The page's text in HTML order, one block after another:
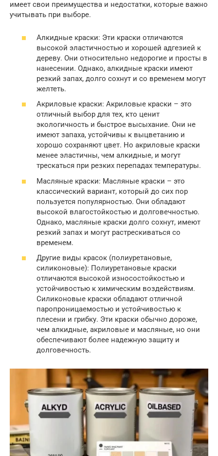
имеет свои преимущества и недостатки, которые важно
учитывать при выборе.
Алкидные краски: Эти краски отличаются
высокой эластичностью и хорошей адгезией к
дереву. Они относительно недорогие и просты в
нанесении. Однако, алкидные краски имеют
резкий запах, долго сохнут и со временем могут
желтеть.
Акриловые краски: Акриловые краски – это
отличный выбор для тех, кто ценит
экологичность и быстрое высыхание. Они не
имеют запаха, устойчивы к выцветанию и
хорошо сохраняют цвет. Но акриловые краски
менее эластичны, чем алкидные, и могут
трескаться при резких перепадах температуры.
Масляные краски: Масляные краски – это
классический вариант, который до сих пор
пользуется популярностью. Они обладают
высокой влагостойкостью и долговечностью.
Однако, масляные краски долго сохнут, имеют
резкий запах и могут растрескиваться со
временем.
Другие виды красок (полиуретановые,
силиконовые): Полиуретановые краски
отличаются высокой износостойкостью и
устойчивостью к химическим воздействиям.
Силиконовые краски обладают отличной
паропроницаемостью и устойчивостью к
плесени и грибку. Эти краски обычно дороже,
чем алкидные, акриловые и масляные, но они
обеспечивают более надежную защиту и
долговечность.